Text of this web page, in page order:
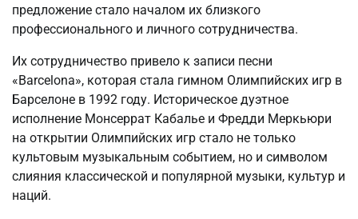
предложение стало началом их близкого
профессионального и личного сотрудничества.
Их сотрудничество привело к записи песни
«Barcelona», которая стала гимном Олимпийских игр в
Барселоне в 1992 году. Историческое дуэтное
исполнение Монсеррат Кабалье и Фредди Меркьюри
на открытии Олимпийских игр стало не только
культовым музыкальным событием, но и символом
слияния классической и популярной музыки, культур и
наций.